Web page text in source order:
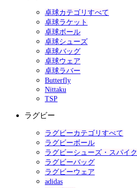
卓球カテゴリすべて
卓球ラケット
卓球ボール
卓球シューズ
卓球バッグ
卓球ウェア
卓球ラバー
Butterfly
Nittaku
TSP
ラグビー
ラグビーカテゴリすべて
ラグビーボール
ラグビーシューズ・スパイク
ラグビーバッグ
ラグビーウェア
adidas